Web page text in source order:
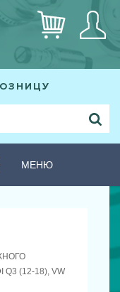
МЕНЮ
(12-18), VW